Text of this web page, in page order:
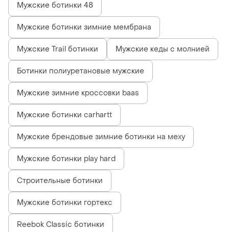
Мужские ботинки 48
Мужские ботинки зимние мембрана
Мужские Trail ботинки Мужские кеды с молнией
Ботинки полиуретановые мужские
Мужские зимние кроссовки baas
Мужские ботинки carhartt
Мужские брендовые зимние ботинки на меху
Мужские ботинки play hard
Строительные ботинки
Мужские ботинки гортекс
Reebok Classic ботинки